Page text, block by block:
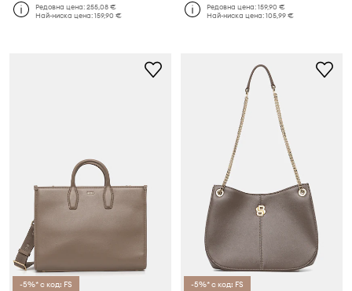
Редовна цена:255,08 €
Най-ниска цена:159,90 €
Редовна цена:159,90 €
Най-ниска цена:105,99 €
-5%* с код: FS -5%* с код: FS